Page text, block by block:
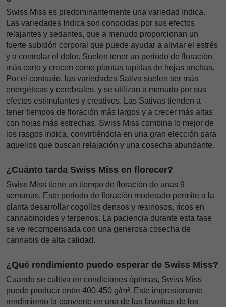
Swiss Miss es predominantemente una variedad Indica.
Las variedades Indica son conocidas por sus efectos
relajantes y sedantes, que a menudo proporcionan un
fuerte subidón corporal que puede ayudar a aliviar el estrés
y a controlar el dolor. Suelen tener un periodo de floración
más corto y crecen como plantas tupidas de hojas anchas.
Por el contrario, las variedades Sativa suelen ser más
energéticas y cerebrales, y se utilizan a menudo por sus
efectos estimulantes y creativos. Las Sativas tienden a
tener tiempos de floración más largos y a crecer más altas
con hojas más estrechas. Swiss Miss combina lo mejor de
los rasgos Indica, convirtiéndola en una gran elección para
aquellos que buscan relajación y una cosecha abundante.
¿Cuánto tarda Swiss Miss en florecer?
Swiss Miss tiene un tiempo de floración de unas 9
semanas. Este periodo de floración moderado permite a la
planta desarrollar cogollos densos y resinosos, ricos en
cannabinoides y terpenos. La paciencia durante esta fase
se ve recompensada con una generosa cosecha de
cannabis de alta calidad.
¿Qué rendimiento puedo esperar de Swiss Miss?
Cuando se cultiva en condiciones óptimas, Swiss Miss
puede producir entre 400-450 g/m². Este impresionante
rendimiento la convierte en una de las favoritas de los